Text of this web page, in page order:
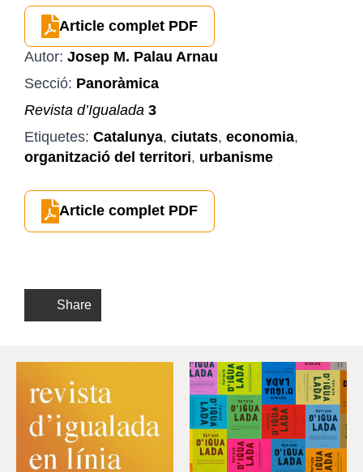
Article complet PDF
Autor: Josep M. Palau Arnau
Secció: Panoràmica
Revista d’Igualada 3
Etiquetes: Catalunya, ciutats, economia,
organització del territori, urbanisme
Article complet PDF
Share